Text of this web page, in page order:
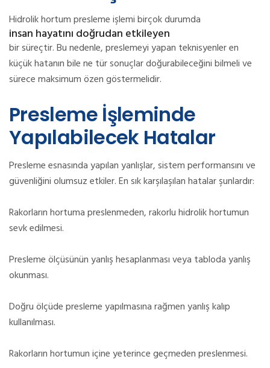
Hidrolik hortum presleme işlemi birçok durumda
insan hayatını doğrudan etkileyen
bir süreçtir. Bu nedenle, preslemeyi yapan teknisyenler en
küçük hatanın bile ne tür sonuçlar doğurabileceğini bilmeli ve
sürece maksimum özen göstermelidir.
Presleme İşleminde
Yapılabilecek Hatalar
Presleme esnasında yapılan yanlışlar, sistem performansını ve
güvenliğini olumsuz etkiler. En sık karşılaşılan hatalar şunlardır:
Rakorların hortuma preslenmeden, rakorlu hidrolik hortumun
sevk edilmesi.
Presleme ölçüsünün yanlış hesaplanması veya tabloda yanlış
okunması.
Doğru ölçüde presleme yapılmasına rağmen yanlış kalıp
kullanılması.
Rakorların hortumun içine yeterince geçmeden preslenmesi.